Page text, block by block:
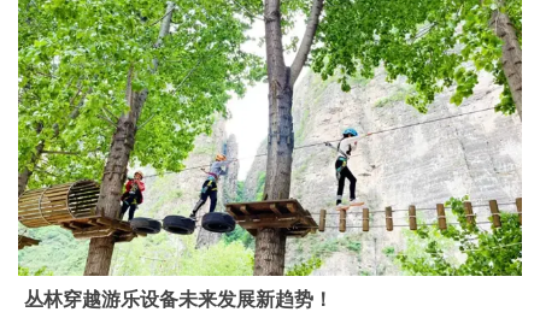
丛林穿越游乐设备未来发展新趋势！